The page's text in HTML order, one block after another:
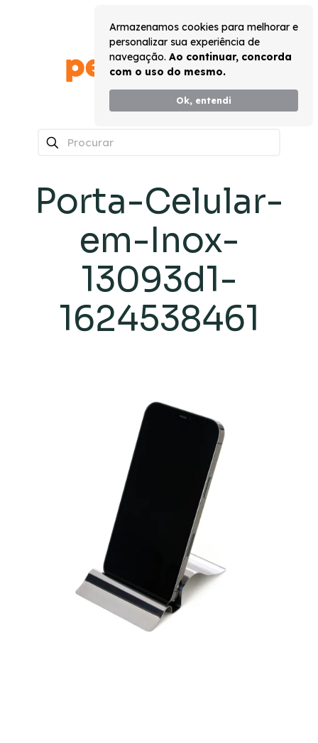
Armazenamos cookies para melhorar e
personalizar sua experiência de
navegação. Ao continuar, concorda
com o uso do mesmo.
Ok, entendi
Porta-Celular-
em-Inox-
13093d1-
1624538461